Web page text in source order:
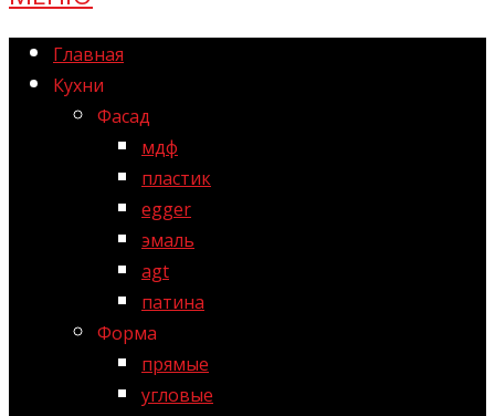
Главная
Кухни
Фасад
мдф
пластик
egger
эмаль
agt
патина
Форма
прямые
угловые